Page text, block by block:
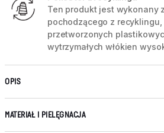
Ten produkt jest wykonany
pochodzącego z
przetworzonych
wytrzymałych włókien
OPIS
MATERIAŁ I PIELĘGNACJA